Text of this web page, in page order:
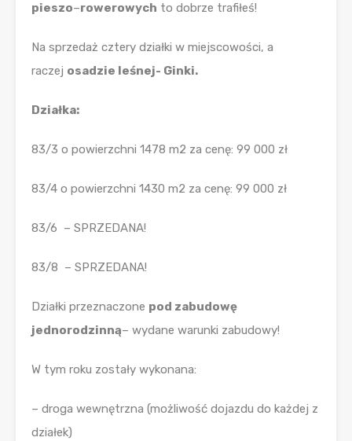
pieszo–rowerowych to dobrze trafiłeś!
Na sprzedaż cztery działki w miejscowości, a
raczej osadzie leśnej- Ginki.
Działka:
83/3 o powierzchni 1478 m2 za cenę: 99 000 zł
83/4 o powierzchni 1430 m2 za cenę: 99 000 zł
83/6 – SPRZEDANA!
83/8 – SPRZEDANA!
Działki przeznaczone pod zabudowę
jednorodzinną– wydane warunki zabudowy!
W tym roku zostały wykonana:
– droga wewnętrzna (możliwość dojazdu do każdej z
działek)